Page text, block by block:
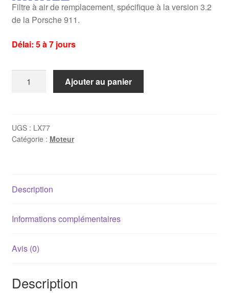
Filtre à air de remplacement, spécifique à la version 3.2
de la Porsche 911.
Délai: 5 à 7 jours
air
Porsche
Ajouter au panier
UGS : LX77
Catégorie : Moteur
Description
Informations complémentaires
Avis (0)
Description